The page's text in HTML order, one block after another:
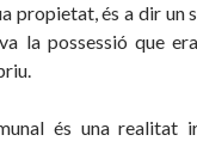
propietat, és a dir
la possessió que
és una realitat